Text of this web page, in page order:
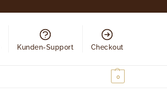
Kunden-Support Checkout
0